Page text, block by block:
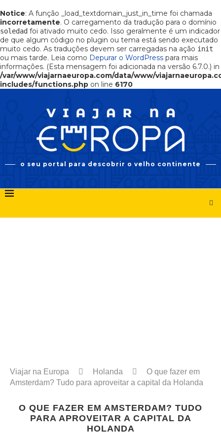
Notice: A função _load_textdomain_just_in_time foi chamada
incorretamente. O carregamento da tradução para o domínio
soledad foi ativado muito cedo. Isso geralmente é um indicador
de que algum código no plugin ou tema está sendo executado
muito cedo. As traduções devem ser carregadas na ação init
ou mais tarde. Leia como Depurar o WordPress para mais
informações. (Esta mensagem foi adicionada na versão 6.7.0.) in
/var/www/viajarnaeuropa.com/data/www/
includes/functions.php on line 6170
o seu portal para descobrir o velho continente
Viajar na Europa Holanda
O que fazer em
Amsterdam? Tudo para aproveitar a capital da Holanda
O QUE FAZER EM AMSTERDAM? TUDO
PARA APROVEITAR A CAPITAL DA
HOLANDA